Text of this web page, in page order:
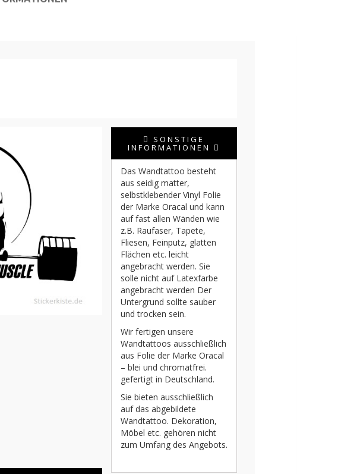
SONSTIGE
INFORMATIONEN
Das Wandtattoo besteht
aus seidig matter,
selbstklebender Vinyl Folie
der Marke Oracal und kann
auf fast allen Wänden wie
z.B. Raufaser, Tapete,
Fliesen, Feinputz, glatten
Flächen etc. leicht
angebracht werden. Sie
solle nicht auf Latexfarbe
angebracht werden Der
Untergrund sollte sauber
und trocken sein.
Wir fertigen unsere
Wandtattoos ausschließlich
aus Folie der Marke Oracal
– blei und chromatfrei.
gefertigt in Deutschland.
Sie bieten ausschließlich
auf das abgebildete
Wandtattoo. Dekoration,
Möbel etc. gehören nicht
zum Umfang des Angebots.